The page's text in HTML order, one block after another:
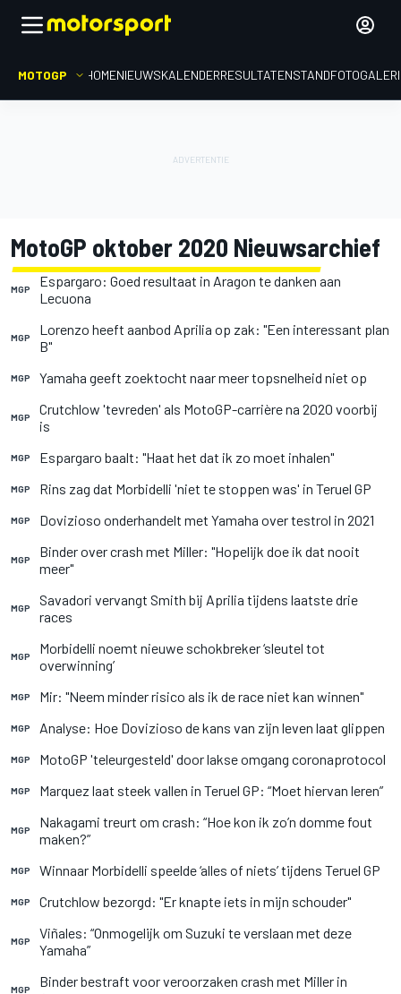
MOTOGP HOMENIEUWSKALENDERRESULTATENSTAND
MotoGP oktober 2020 Nieuwsarchief
MGP
Espargaro: Goed resultaat in Aragon te danken aan
Lecuona
MGP
Lorenzo heeft aanbod Aprilia op zak: "Een interessant plan
B"
MGP Yamaha geeft zoektocht naar meer topsnelheid niet op
MGP
Crutchlow 'tevreden' als MotoGP-carrière na 2020 voorbij
is
MGP Espargaro baalt: "Haat het dat ik zo moet inhalen"
MGP Rins zag dat Morbidelli 'niet te stoppen was' in Teruel GP
MGP Dovizioso onderhandelt met Yamaha over testrol in 2021
MGP
Binder over crash met Miller: "Hopelijk doe ik dat nooit
meer"
MGP
Savadori vervangt Smith bij Aprilia tijdens laatste drie
races
MGP
Morbidelli noemt nieuwe schokbreker ‘sleutel tot
overwinning’
MGP Mir: "Neem minder risico als ik de race niet kan winnen"
MGP Analyse: Hoe Dovizioso de kans van zijn leven laat glippen
MGP MotoGP 'teleurgesteld' door lakse omgang coronaprotocol
MGP Marquez laat steek vallen in Teruel GP: “Moet hiervan leren”
MGP
Nakagami treurt om crash: “Hoe kon ik zo’n domme fout
maken?”
MGP Winnaar Morbidelli speelde ‘alles of niets’ tijdens Teruel GP
MGP Crutchlow bezorgd: "Er knapte iets in mijn schouder"
MGP
Viñales: “Onmogelijk om Suzuki te verslaan met deze
Yamaha”
MGP
Binder bestraft voor veroorzaken crash met Miller in